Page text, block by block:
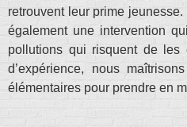
retrouvent leur prime
également une intervention
pollutions qui risquent de les
d’expérience, nous
élémentaires pour prendre en